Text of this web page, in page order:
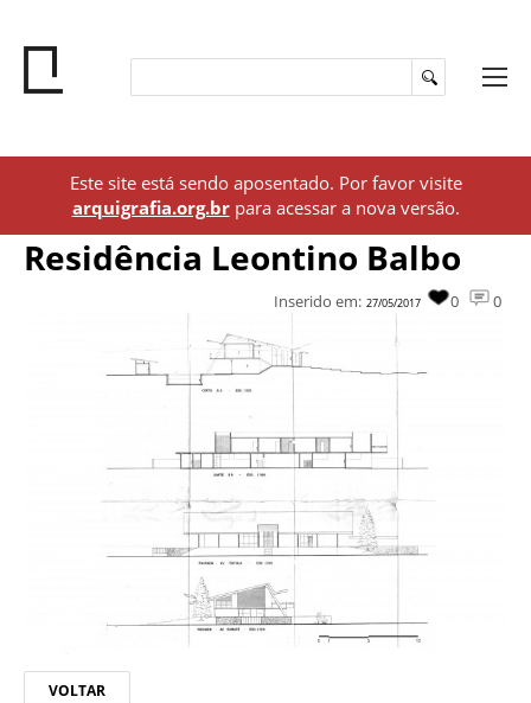
Este site está sendo aposentado. Por favor visite
arquigrafia.org.brpara acessar a nova versão.
Residência Leontino Balbo
0
0
Inserido em: 27/05/2017
VOLTAR